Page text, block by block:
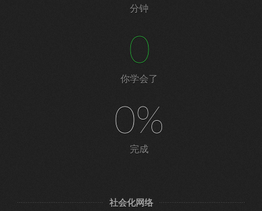
分钟
0
你学会了
0%
完成
社会化网络